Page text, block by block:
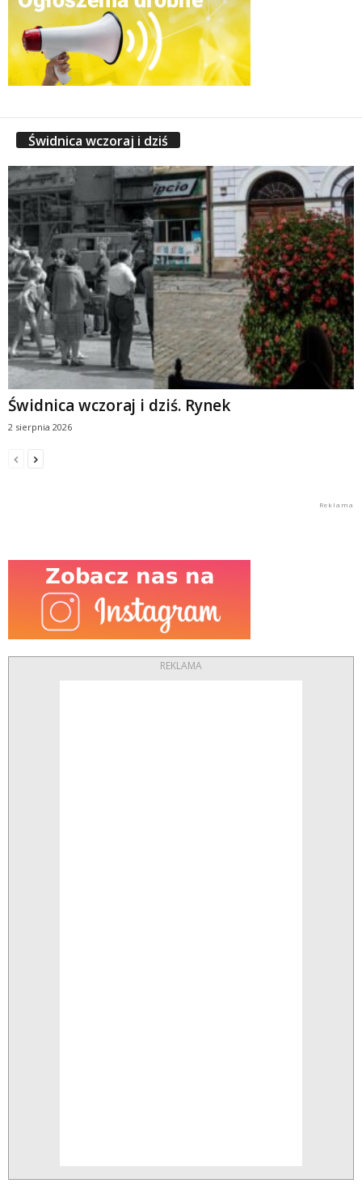
Świdnica wczoraj i dziś
Świdnica wczoraj i dziś. Rynek
2 sierpnia 2026
REKLAMA